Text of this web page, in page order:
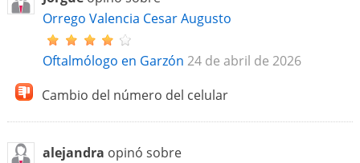
Orrego Valencia Cesar Augusto
Oftalmólogo en Garzón 24 de abril de 2026
Cambio del número del celular
alejandra opinó sobre